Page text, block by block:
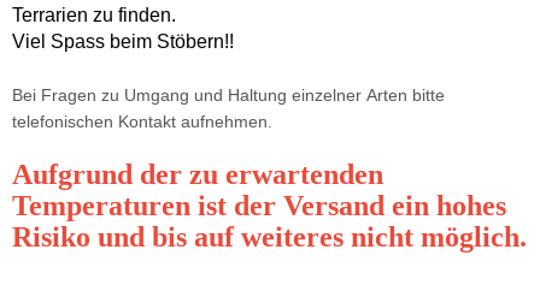
Terrarien zu finden.
Viel Spass beim Stöbern!!
Bei Fragen zu Umgang und Haltung einzelner Arten bitte
telefonischen Kontakt aufnehmen.
Aufgrund der zu erwartenden
Temperaturen ist der Versand ein hohes
Risiko und bis auf weiteres nicht möglich.